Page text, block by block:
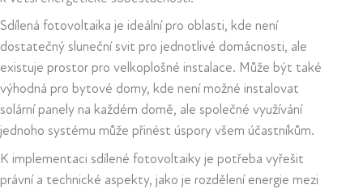
Sdílená fotovoltaika je ideální pro oblasti, kde není
dostatečný sluneční svit pro jednotlivé domácnosti, ale
existuje prostor pro velkoplošné instalace. Může být také
výhodná pro bytové domy, kde není možné instalovat
solární panely na každém domě, ale společné využívání
jednoho systému může přinést úspory všem účastníkům.
K implementaci sdílené fotovoltaiky je potřeba vyřešit
právní a technické aspekty, jako je rozdělení energie mezi